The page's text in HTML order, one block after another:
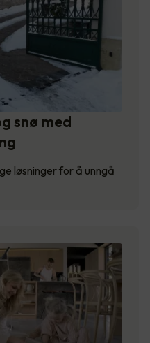
snø med
løsninger for å unngå